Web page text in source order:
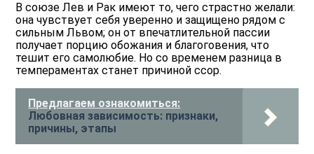
В союзе Лев и Рак имеют то, чего страстно желали:
она чувствует себя уверенно и защищено рядом с
сильным Львом; он от впечатлительной пассии
получает порцию обожания и благоговения, что
тешит его самолюбие. Но со временем разница в
темпераментах станет причиной ссор.
Предлагаем ознакомиться:
Любовная зависимость: признаки,
причины, этапы